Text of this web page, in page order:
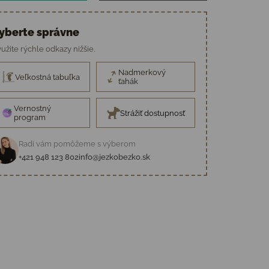
správne
rýchle odkazy nižšie.
Veľkostná tabuľka
Nadmerkový
ťahák
Vernostný
program
Strážiť dostupnosť
Radi vám pomôžeme s výberom
+421 948 123 802info@jezkobezko.sk